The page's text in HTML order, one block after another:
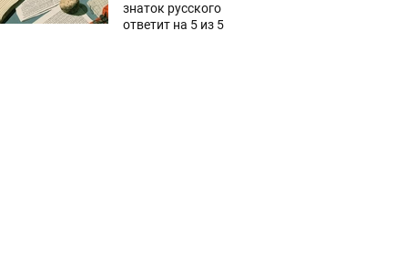
знаток русского
ответит на 5 из 5